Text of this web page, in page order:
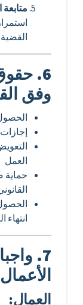
متابعة
6.
وفق
العمل
حماية
القانوني
انتهاء
7.
الأعمال
العمال: